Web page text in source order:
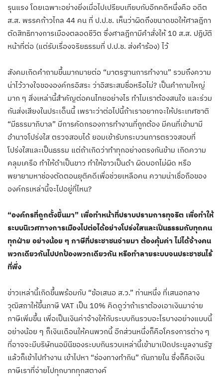
รุนแรง โดยเฉพาะอย่างยิ่งเมื่อไปเปรียบเทียบกับอีกคดีหนึ่งคือ อดีต
ส.ส. พรรคก้าวไกล 44 คน ที่ ป.ป.ช. เห็นว่าผิดถึงขนาดขอให้ศาลฎีกา
ตัดสิทธิทางการเมืองตลอดชีวิต ซึ่งศาลฎีกามีคำสั่งให้ 10 ส.ส. ปฏิบัติ
หน้าที่ต่อ (แต่รับเรื่องจริยธรรมที่ ป.ป.ช. ส่งคำร้อง) ไว้
สังคมเกิดคำถามขึ้นมากมายต่อ “มาตรฐานการทำงาน” รวมถึงความ
น่าไว้วางใจขององค์กรอิสระ ว่าอิสระสมชื่อหรือไม่? เป็นคำถามใหญ่
มาก ๆ สิ่งเหล่านี้สำคัญต่อคนไทยอย่างไร ทำไมเราต้องสนใจ และร่วม
กันส่งเสียงในประเด็นนี้ เพราะว่าต่อไปนี้ถ้าเราอยากจะให้ประเทศชาติ
“มีธรรมาภิบาล” มีการคัดกรองการทำงานที่ถูกต้อง มีคนที่เข้ามามี
อำนาจโปร่งใส ตรวจสอบได้ ยอมเข้ารับกระบวนการตรวจสอบที่
โปร่งใสและเป็นธรรม แต่ถ้าเกิดว่าทำทุกอย่างตรงกันข้าม เกิดความ
คลุมเครือ ทำให้ดำเป็นขาว ทำให้ขาวเป็นดำ ผิดบอกไม่ผิด หรือ
พยายามหาช่องตัดตอนยุติคดีเพื่อช่วยเหลือคน ความน่าเชื่อถือของ
องค์กรเหล่านี้จะไปอยู่ที่ไหน?
“องค์กรที่ถูกตั้งขึ้นมา” เพื่อทำหน้าที่ปราบปรามการทุจริต เพื่อทำให้
ระบบนิเวศทางการเมืองไปต่อได้อย่างโปร่งใสและเป็นธรรมกับทุกคน
ทุกฝ่าย อย่างน้อย ๆ ภาษีที่ประชาชนจ่ายมา ต้องคุ้มค่า ไม่ได้จ้างคน
พวกเดียวกันไปปกป้องพวกเดียวกัน หรือทำลายระบบจนประชาชนไร้
ที่พึ่ง
ข่าวเหล่านี้เกิดขึ้นพร้อมกับ “ข้อเสนอ ส.ว.” ท่านหนึ่ง ที่เสนอกลาง
วุฒิสภาให้ขึ้นภาษี VAT เป็น 10% คิดดูว่าถ้าเราต้องเอาเงินมาจ่าย
ภาษีเพิ่มขึ้น เพื่อเป็นเงินค่าจ้างให้กับระบบกินรวบอะไรบางอย่างแบบนี้
อย่างน้อย ๆ ก็เงินเดือนให้คนพวกนี้ อีกส่วนหนึ่งก็คือโครงการต่าง ๆ
ที่อาจจะมีบริษัทนอมินีของระบบกินรวบเหล่านี้เข้ามาเปิดประมูลงานรัฐ
แล้วก็เข้าไปทำงาน เข้าไปหา “ช่องทางทำกิน” กันภายใน ซึ่งก็คือเงิน
ภาษีเราที่จ่ายไปทุกบาททุกสตางค์